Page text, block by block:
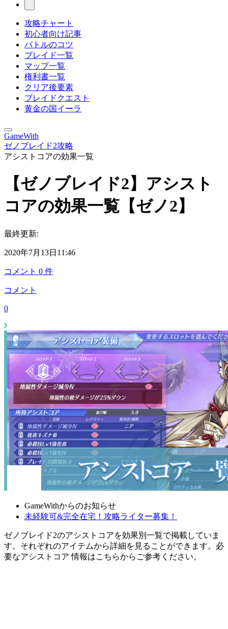
攻略チャート
初心者向け記事
バトルのコツ
ブレイド一覧
マップ一覧
権利書一覧
クリア後要素
ブレイドクエスト
黄金の国イーラ
GameWith
ゼノブレイド2攻略
アシストコアの効果一覧
【ゼノブレイド2】アシスト
コアの効果一覧【ゼノ2】
最終更新:
2020年7月13日11:46
コメント 0 件
コメント
0
GameWithからのお知らせ
未経験可&完全在宅！攻略ライター募集！
ゼノブレイド2のアシストコアを効果別一覧で掲載していま
す。それぞれのアイテムから詳細を見ることができます。必
要なアシストコア 情報はこちらからご参考ください。